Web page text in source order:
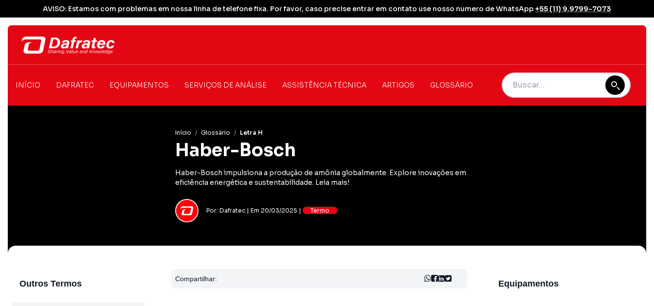
AVISO: Estamos com problemas em nossa linha de telefone fixa. Por favor, caso precise entrar em contato use nosso numero de WhatsApp +55 (11) 9.9799-7073
INÍCIO DAFRATEC EQUIPAMENTOS SERVIÇOS DE ANÁLISE ASSISTÊNCIA TÉCNICA ARTIGOS GLOSSÁRIO
Início / Glossário / Letra H
Haber-Bosch
Haber-Bosch impulsiona a produção de amônia globalmente. Explore inovações em
eficiência energética e sustentabilidade. Leia mais!
Por: Dafratec | Em 20/03/2025 | Termo
Compartilhar:
Outros Termos Equipamentos